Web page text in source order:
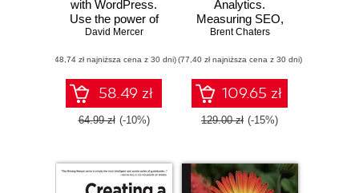
with WordPress.
Use the power of
WordPress to
increase traffic,
and build your
business with this
book and
David Mercer
(48,74 zł najniższa cena z 30 dni)
58.49 zł
64.99 zł (-10%)
Analytics.
Measuring SEO,
SEM and Site
Brent Chaters
(77,40 zł najniższa cena z 30 dni)
109.65 zł
129.00 zł (-15%)